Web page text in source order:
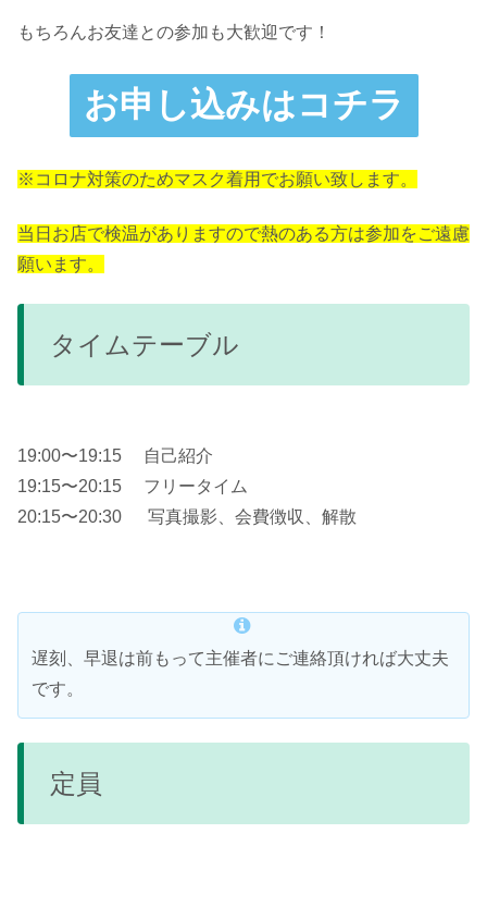
もちろんお友達との参加も大歓迎です！
お申し込みはコチラ
※コロナ対策のためマスク着用でお願い致します。
当日お店で検温がありますので熱のある方は参加をご遠慮
願います。
タイムテーブル
19:00〜19:15 自己紹介
19:15〜20:15 フリータイム
20:15〜20:30 写真撮影、会費徴収、解散
遅刻、早退は前もって主催者にご連絡頂ければ大丈夫
です。
定員